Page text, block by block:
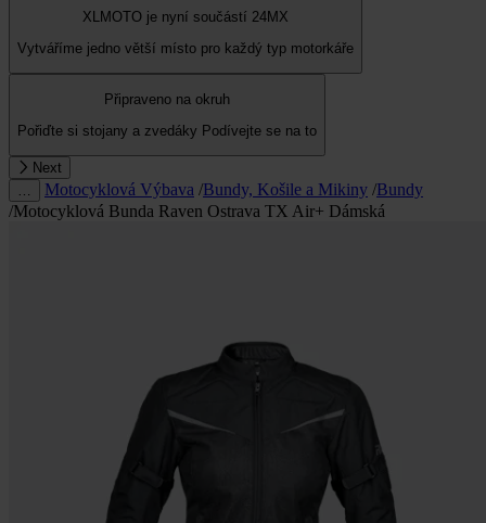
XLMOTO je nyní součástí 24MX
Vytváříme jedno větší místo pro každý typ motorkáře
Připraveno na okruh
Pořiďte si stojany a zvedáky Podívejte se na to
Next
Motocyklová Výbava /Bundy, Košile a Mikiny /Bundy
/Motocyklová Bunda Raven Ostrava TX Air+ Dámská